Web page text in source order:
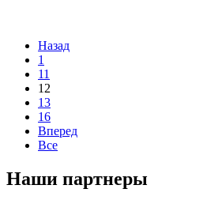
Назад
1
11
12
13
16
Вперед
Все
Наши партнеры